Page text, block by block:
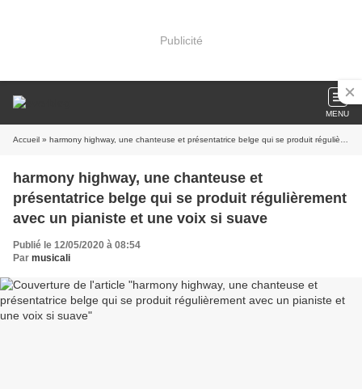
Publicité
MENU
Accueil » harmony highway, une chanteuse et présentatrice belge qui se produit régulièrement avec un pianiste et une voix si suave
harmony highway, une chanteuse et
présentatrice belge qui se produit régulièrement
avec un pianiste et une voix si suave
Publié le 12/05/2020 à 08:54
Par musicali